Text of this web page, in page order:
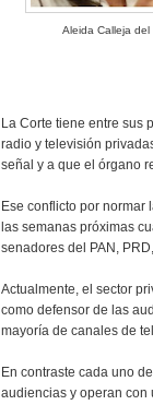
Aleida Calleja del
La Corte tiene entre sus
radio y televisión
señal y a que el órgano
Ese conflicto por
las semanas próximas
senadores del PAN,
Actualmente, el sector
como defensor de las
mayoría de canales de
En contraste cada uno
audiencias y operan con